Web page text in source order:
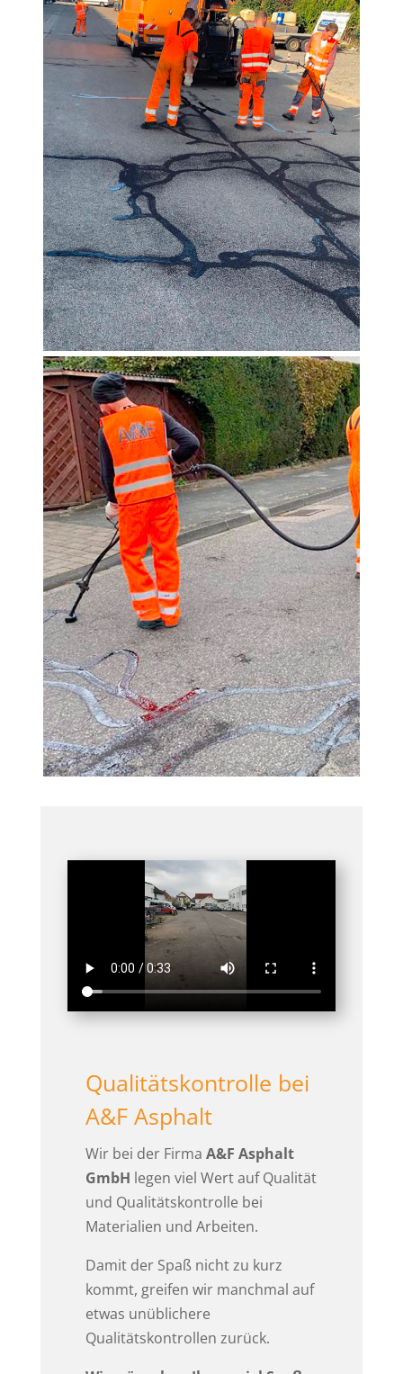
Qualitätskontrolle bei
A&F Asphalt
Wir bei der Firma A&F Asphalt
GmbH legen viel Wert auf Qualität
und Qualitätskontrolle bei
Materialien und Arbeiten.
Damit der Spaß nicht zu kurz
kommt, greifen wir manchmal auf
etwas unüblichere
Qualitätskontrollen zurück.